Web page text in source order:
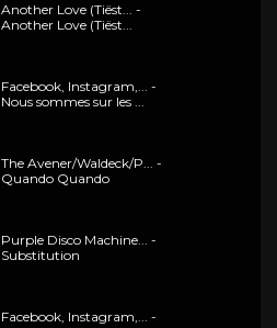
Another Love (Tiëst... -
Another Love (Tiëst...
Facebook, Instagram,... -
Nous sommes sur les ...
The Avener/Waldeck/P... -
Quando Quando
Purple Disco Machine... -
Substitution
Facebook, Instagram,... -